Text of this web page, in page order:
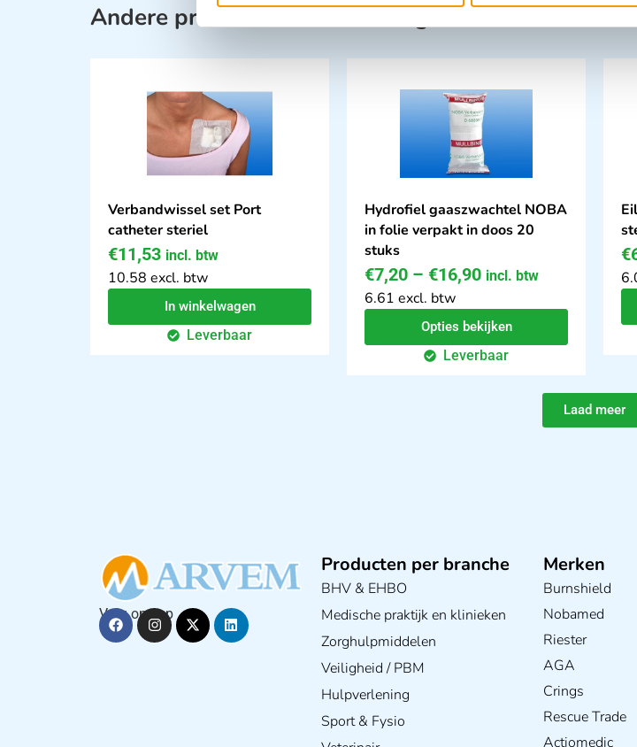
Andere producten in deze categorie:
Verbandwissel set Port
catheter steriel
€11,53 incl. btw
10.58 excl. btw
In winkelwagen
Leverbaar
Hydrofiel gaaszwachtel NOBA
in folie verpakt in doos 20
stuks
€7,20 – €16,90 incl. btw
6.61 excl. btw
Opties bekijken
Leverbaar
€
Laad meer
Volg ons op
Producten per branche
BHV & EHBO
Medische praktijk en klinieken
Zorghulpmiddelen
Veiligheid / PBM
Hulpverlening
Sport & Fysio
Merken
Burnshield
Nobamed
Riester
AGA
Crings
Rescue Trade
Actiomedic